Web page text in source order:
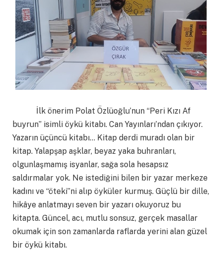
İlk önerim Polat Özlüoğlu’nun “Peri Kızı Af
buyrun” isimli öykü kitabı. Can Yayınları’ndan çıkıyor.
Yazarın üçüncü kitabı… Kitap derdi muradı olan bir
kitap. Yalapşap aşklar, beyaz yaka buhranları,
olgunlaşmamış isyanlar, sağa sola hesapsız
saldırmalar yok. Ne istediğini bilen bir yazar merkeze
kadını ve “öteki”ni alıp öyküler kurmuş. Güçlü bir dille,
hikâye anlatmayı seven bir yazarı okuyoruz bu
kitapta. Güncel, acı, mutlu sonsuz, gerçek masallar
okumak için son zamanlarda raflarda yerini alan güzel
bir öykü kitabı.